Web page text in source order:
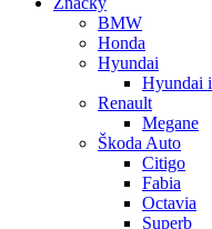
BMW
Honda
Hyundai
Hyundai
Renault
Megane
Škoda Auto
Citigo
Fabia
Octavia
Superb